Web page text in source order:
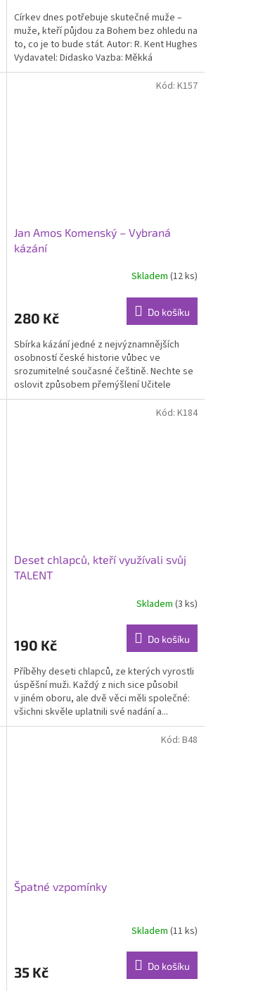
Církev dnes potřebuje skutečné muže –
muže, kteří půjdou za Bohem bez ohledu na
to, co je to bude stát. Autor: R. Kent Hughes
Vydavatel: Didasko Vazba: Měkká
Rozměry: A5...
Jan Amos Komenský – Vybraná
kázání
Skladem (12 ks)
280 Kč Do košíku
Sbírka kázání jedné z nejvýznamnějších
osobností české historie vůbec ve
srozumitelné současné češtině. Nechte se
oslovit způsobem přemýšlení Učitele
národů a jeho láskou k...
Kód: K157
Deset chlapců, kteří využívali svůj
TALENT
Skladem (3 ks)
190 Kč Do košíku
Příběhy deseti chlapců, ze kterých vyrostli
úspěšní muži. Každý z nich sice působil
v jiném oboru, ale dvě věci měli společné:
všichni skvěle uplatnili své nadání a...
Kód: K184
Špatné vzpomínky
Skladem (11 ks)
35 Kč Do košíku
Kód: B48